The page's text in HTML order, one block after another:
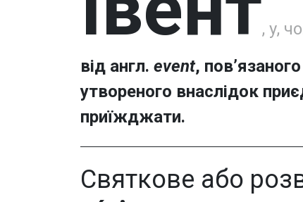
, у,
від англ. event,
утвореного внаслідок
приїжджати.
Святкове або